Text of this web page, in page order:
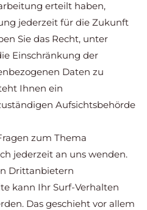
erteilt haben,
jederzeit für die Zukunft
Sie das Recht, unter
Einschränkung der
Daten zu
Ihnen ein
Aufsichtsbehörde
zum Thema
jederzeit an uns wenden.
Dritt­anbietern
kann Ihr Surf-Verhalten
Das geschieht vor allem